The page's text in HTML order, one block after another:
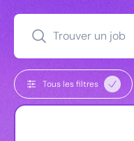
Trouver un job
Tous les filtres